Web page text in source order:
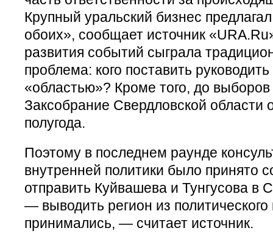
Крупный уральский бизнес
обоих», сообщает источник
развития событий сыграла
проблема: кого поставить
«областью»? Кроме того, до
Заксобрание Свердловской области
полугода.
Поэтому в последнем раунде
внутренней политики было принято
отправить Куйвашева и Тунгусова в
— выводить регион из
принимались, — считает источник.